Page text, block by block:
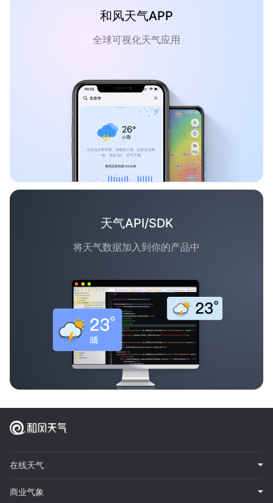
和风天气APP
全球可视化天气应用
天气API/SDK
将天气数据加入到你的产品中
在线天气
商业气象